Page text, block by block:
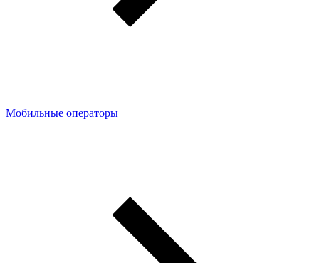
Мобильные операторы